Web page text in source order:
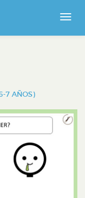
7 AÑOS)